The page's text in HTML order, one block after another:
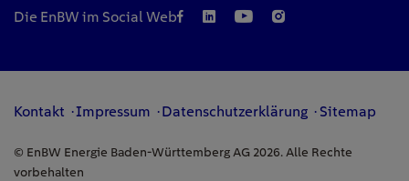
Die EnBW im Social Web
Kontakt Impressum Datenschutzerklärung Sitemap
© EnBW Energie Baden-Württemberg AG 2026. Alle Rechte
vorbehalten